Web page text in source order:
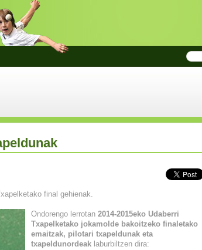
final gehienak.
Ondorengo lerrotan 2014-2015eko Udaberri
Txapelketako jokamolde bakoitzeko finaletako
emaitzak, pilotari txapeldunak eta
txapeldunordeaklaburbiltzen dira: